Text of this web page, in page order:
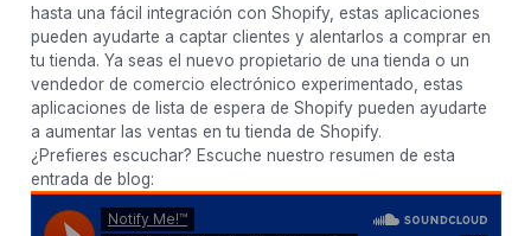
hasta una fácil integración con Shopify, estas aplicaciones
pueden ayudarte a captar clientes y alentarlos a comprar en
tu tienda. Ya seas el nuevo propietario de una tienda o un
vendedor de comercio electrónico experimentado, estas
aplicaciones de lista de espera de Shopify pueden ayudarte
a aumentar las ventas en tu tienda de Shopify.
¿Prefieres escuchar? Escuche nuestro resumen de esta
entrada de blog: